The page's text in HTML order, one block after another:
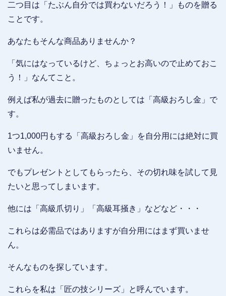
二つ目は「たぶん自分では買わないだろう！」ものを贈る
ことです。
あなたもそんな商品ありませんか？
「気にはなっているけど、ちょっとお高いので止めておこ
う！」なんてこと。
例えば私が過去に贈ったものとしては「高級おろし金」で
す。
1つ1,000円もする「高級おろし金」を自分用には絶対に買
いません。
でもプレゼントとしてもらったら、その切れ味を試して見
たいと思ってしまいます。
他には「高級爪切り」「高級耳掻き」などなど・・・
これらは必需品ではありますが自分用にはまず買いませ
ん。
そんなものを探しています。
これらを私は「匠の技シリーズ」と呼んでいます。